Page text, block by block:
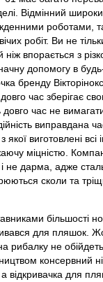
Відмінний
роботами,
робіт. Ви не
ніж впорається з
допомогу в
бренду
час зберігає
час не
виправдана
виготовлені всі
міцністю.
, і не дарма, адже
сколи та
більшості
для пляшок.
рибалку не
консервний
відкривачка для